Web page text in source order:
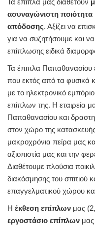
Τα έπιπλα μας διαθέτουν
ασυναγώνιστη ποιότητα
απόδοσης. Αξίζει να
για να συζητήσουμε και
επίπλωσης ειδικά
Τα έπιπλα Παπαθανασίου
που εκτός από τα φυσικά
με το ηλεκτρονικό
επίπλων της. Η εταιρεία
Παπαθανασίου και
στον χώρο της
μακροχρόνια πείρα μας
αξιοπιστία μας και την
Διαθέτουμε πλούσια
διακόσμησης του σπιτιού
επαγγελματικού χώρου
Η έκθεση επίπλων μας
εργοστάσιο επίπλων